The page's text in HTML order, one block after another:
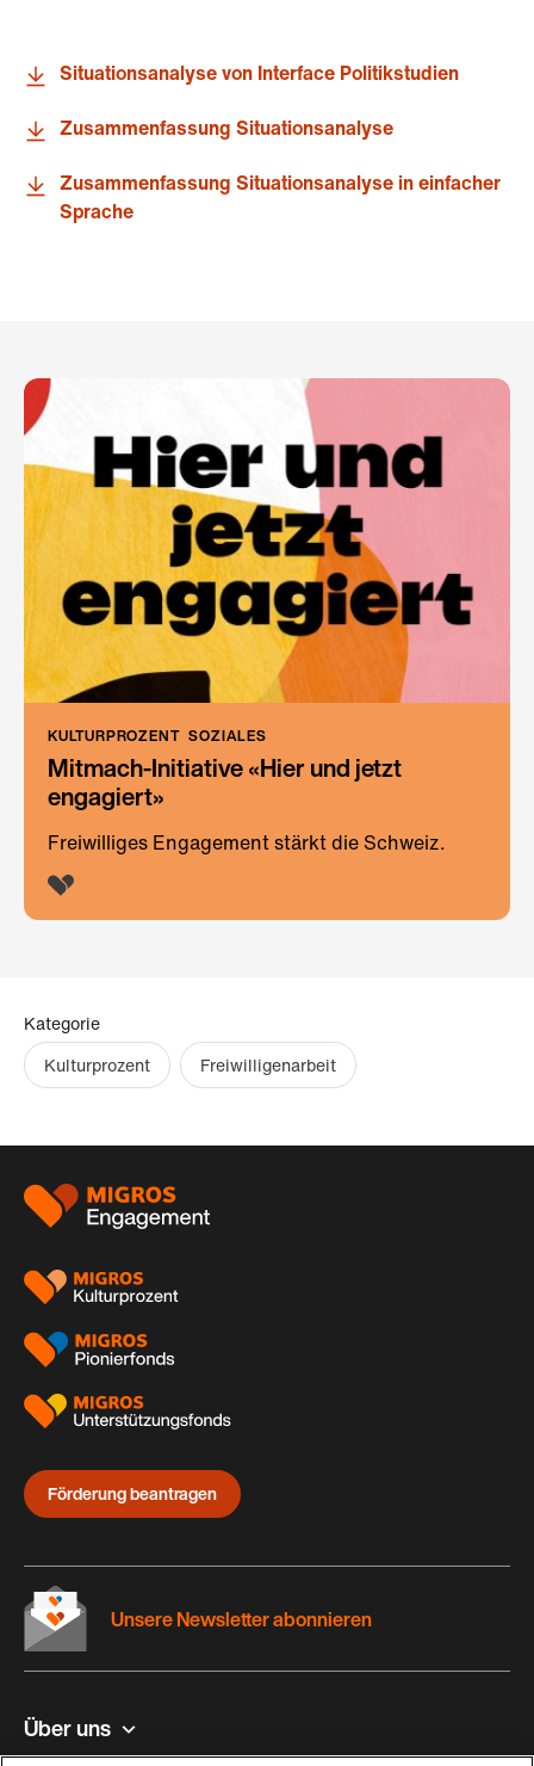
Situationsanalyse von Interface Politikstudien
Zusammenfassung Situationsanalyse
Zusammenfassung Situationsanalyse in einfacher
Sprache
KULTURPROZENT SOZIALES
Mitmach-Initiative «Hier und jetzt
engagiert»
Freiwilliges Engagement stärkt die Schweiz.
Kategorie
Kulturprozent
Freiwilligenarbeit
Footer
Förderung beantragen
Über uns
Unsere Newsletter abonnieren